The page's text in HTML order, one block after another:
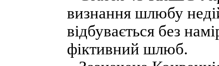
визнання шлюбу
відбувається без
фіктивний шлюб.